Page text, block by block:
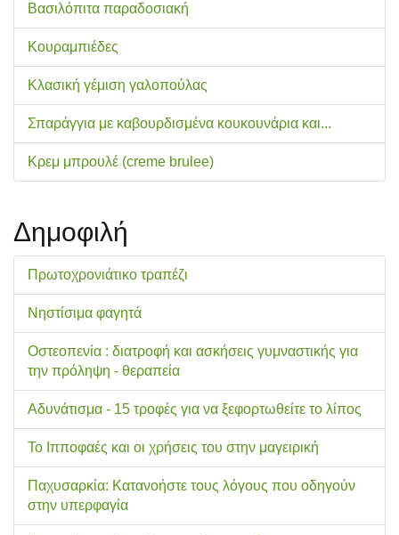
Βασιλόπιτα παραδοσιακή
Κουραμπιέδες
Κλασική γέμιση γαλοπούλας
Σπαράγγια με καβουρδισμένα κουκουνάρια και...
Κρεμ μπρουλέ (creme brulee)
Δημοφιλή
Πρωτοχρονιάτικο τραπέζι
Νηστίσιμα φαγητά
Οστεοπενία : διατροφή και ασκήσεις γυμναστικής για
την πρόληψη - θεραπεία
Αδυνάτισμα - 15 τροφές για να ξεφορτωθείτε το λίπος
Το Ιπποφαές και οι χρήσεις του στην μαγειρική
Παχυσαρκία: Κατανοήστε τους λόγους που οδηγούν
στην υπερφαγία